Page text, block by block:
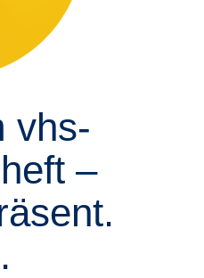
vhs-
–